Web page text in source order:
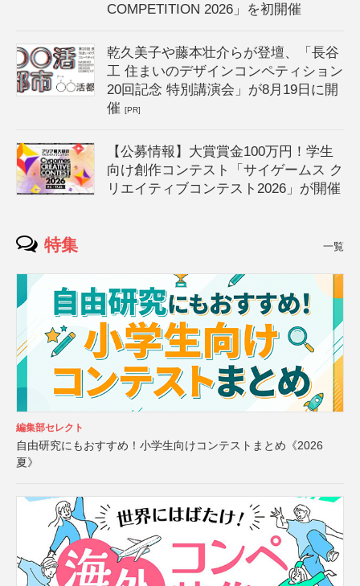
COMPETITION 2026」を初開催
乾久美子や藤本壮介らが登壇、「長谷
工 住まいのデザインコンペティション
20回記念 特別講演会」が8月19日に開
催[PR]
【公募情報】大賞賞金100万円！学生
向け創作コンテスト「サイゲームス ク
リエイティブコンテスト2026」が開催
特集 一覧
編集部セレクト
自由研究にもおすすめ！小学生向けコンテストまとめ《2026
夏》